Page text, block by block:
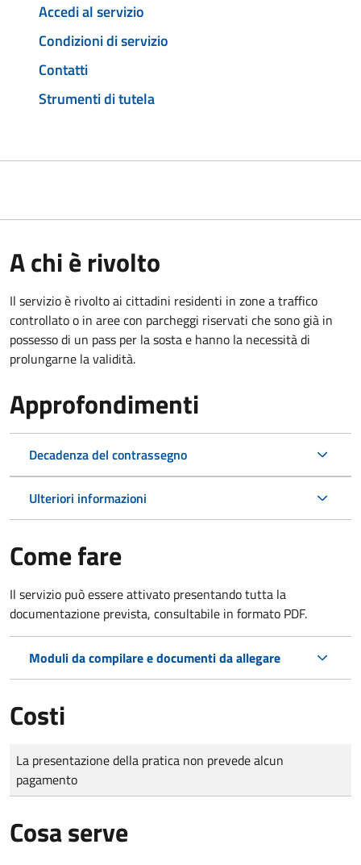
Accedi al servizio
Condizioni di servizio
Contatti
Strumenti di tutela
A chi è rivolto
Il servizio è rivolto ai cittadini residenti in zone a traffico
controllato o in aree con parcheggi riservati che sono già in
possesso di un pass per la sosta e hanno la necessità di
prolungarne la validità.
Approfondimenti
Decadenza del contrassegno
Ulteriori informazioni
Come fare
Il servizio può essere attivato presentando tutta la
documentazione prevista, consultabile in formato PDF.
Moduli da compilare e documenti da allegare
Costi
Tipo di pagamento
Importo
La presentazione della pratica non prevede alcun
pagamento
Cosa serve